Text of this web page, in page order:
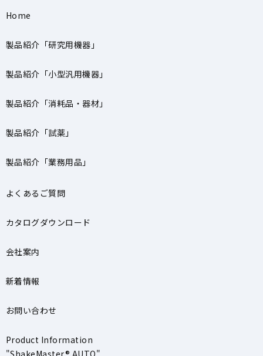
Home
製品紹介「研究用機器」
製品紹介「小型汎用機器」
製品紹介「消耗品・器材」
製品紹介「試薬」
製品紹介「業務用品」
よくあるご質問
カタログダウンロード
会社案内
新着情報
お問い合わせ
Product Information
"ShakeMaster® AUTO"